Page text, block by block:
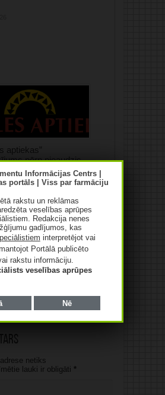
aptiekas”
pērn pieaudzis
un līdzcilvēku
ir vienlīdz svarīgi
ārstēšanā
netiks
lauki ir obligāti *
rakstu un reklāmas
veselības aprūpes
Redakcija nenes
gadījumos, kas
interpretējot vai
Portālā publicēto
rakstu informāciju.
veselības aprūpes
Nē